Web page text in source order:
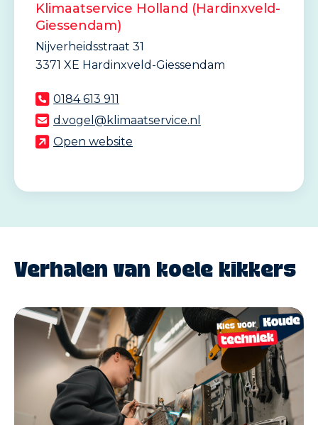
Klimaatservice Holland (Hardinxveld-
Giessendam)
Nijverheidsstraat 31
3371 XE Hardinxveld-Giessendam
0184 613 911
d.vogel@klimaatservice.nl
Open website
Verhalen van koele kikkers